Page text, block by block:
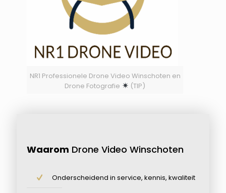
NR1 Professionele Drone Video Winschoten en
Drone Fotografie
(TIP)
Waarom Drone Video Winschoten
Onderscheidend in service, kennis, kwaliteit